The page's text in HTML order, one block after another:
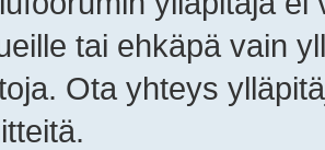
tai ehkäpä vain
Ota yhteys